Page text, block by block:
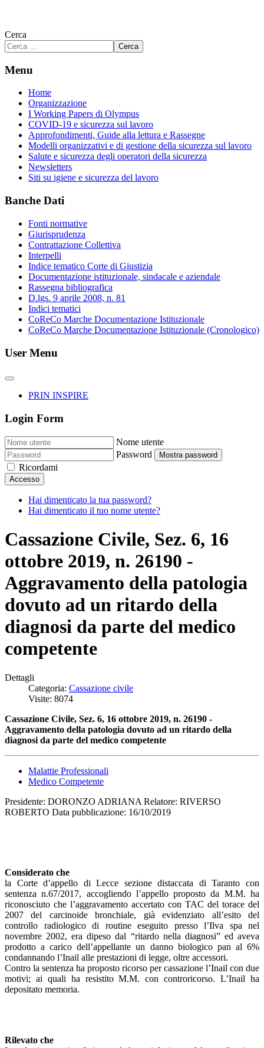
Cerca
Cerca
Menu
Home
Organizzazione
I Working Papers di Olympus
COVID-19 e sicurezza sul lavoro
Approfondimenti, Guide alla lettura e Rassegne
Modelli organizzativi e di gestione della sicurezza sul lavoro
Salute e sicurezza degli operatori della sicurezza
Newsletters
Siti su igiene e sicurezza del lavoro
Banche Dati
Fonti normative
Giurisprudenza
Contrattazione Collettiva
Interpelli
Indice tematico Corte di Giustizia
Documentazione istituzionale, sindacale e aziendale
Rassegna bibliografica
D.lgs. 9 aprile 2008, n. 81
Indici tematici
CoReCo Marche Documentazione Istituzionale
CoReCo Marche Documentazione Istituzionale (Cronologico)
User Menu
PRIN INSPIRE
Login Form
Nome utente
Password
Mostra password
Ricordami
Accesso
Hai dimenticato la tua password?
Hai dimenticato il tuo nome utente?
Cassazione Civile, Sez. 6, 16
ottobre 2019, n. 26190 -
Aggravamento della patologia
dovuto ad un ritardo della
diagnosi da parte del medico
competente
Dettagli
Categoria: Cassazione civile
Visite: 8074
Cassazione Civile, Sez. 6, 16 ottobre 2019, n. 26190 -
Aggravamento della patologia dovuto ad un ritardo della
diagnosi da parte del medico competente
Malattie Professionali
Medico Competente
Presidente: DORONZO ADRIANA Relatore: RIVERSO
ROBERTO Data pubblicazione: 16/10/2019
Considerato che
la Corte d’appello di Lecce sezione distaccata di Taranto con
sentenza n.67/2017, accogliendo l’appello proposto da M.M. ha
riconosciuto che l’aggravamento accertato con TAC del torace del
2007 del carcinoide bronchiale, già evidenziato all’esito del
controllo radiologico di routine eseguito presso l’Ilva spa nel
novembre 2002, era dipeso dal “ritardo nella diagnosi” ed aveva
prodotto a carico dell’appellante un danno biologico pan al 6%
condannando l’Inail alle prestazioni di legge, oltre accessori.
Contro la sentenza ha proposto ricorso per cassazione l’Inail con due
motivi; ai quali ha resistito M.M. con controricorso. L’Inail ha
depositato memoria.
Rilevato che